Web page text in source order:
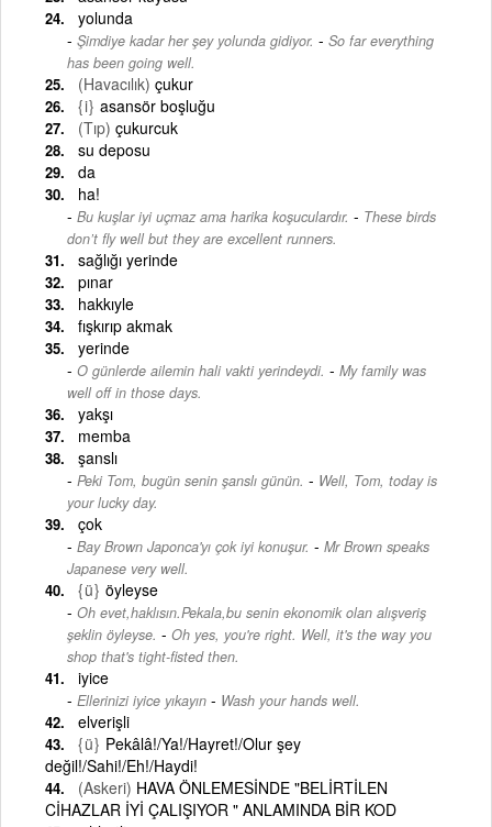
yolunda
Şimdiye kadar her şey yolunda gidiyor. - So far everything
has been going well.
(Havacılık) çukur
{i} asansör boşluğu
(Tıp) çukurcuk
su deposu
da
ha!
Bu kuşlar iyi uçmaz ama harika koşuculardır. - These birds
don’t fly well but they are excellent runners.
sağlığı yerinde
pınar
hakkıyle
fışkırıp akmak
yerinde
O günlerde ailemin hali vakti yerindeydi. - My family was
well off in those days.
yakşı
memba
şanslı
Peki Tom, bugün senin şanslı günün. - Well, Tom, today is
your lucky day.
çok
Bay Brown Japonca'yı çok iyi konuşur. - Mr Brown speaks
Japanese very well.
{ü} öyleyse
Oh evet,haklısın.Pekala,bu senin ekonomik olan alışveriş
şeklin öyleyse. - Oh yes, you're right. Well, it's the way you
shop that's tight-fisted then.
iyice
Ellerinizi iyice yıkayın - Wash your hands well.
elverişli
{ü} Pekâlâ!/Ya!/Hayret!/Olur şey
değil!/Sahi!/Eh!/Haydi!
(Askeri) HAVA ÖNLEMESİNDE "BELİRTİLEN
CİHAZLAR İYİ ÇALIŞIYOR " ANLAMINDA BİR KOD